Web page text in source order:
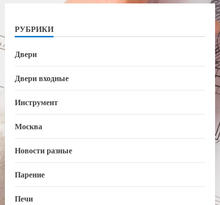
РУБРИКИ
Двери
Двери входные
Инструмент
Москва
Новости разные
Парение
Печи